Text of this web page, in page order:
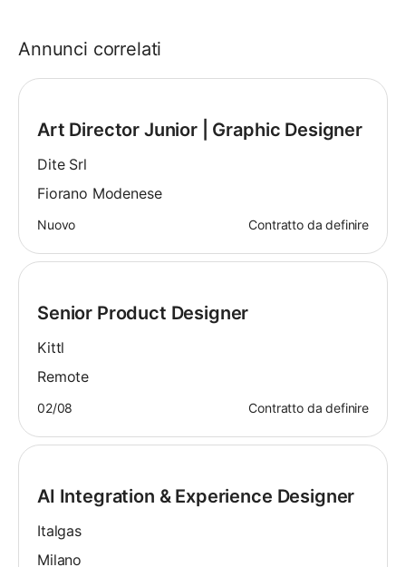
Annunci correlati
Art Director Junior | Graphic Designer
Dite Srl
Fiorano Modenese
Nuovo Contratto da definire
Senior Product Designer
Kittl
Remote
02/08 Contratto da definire
AI Integration & Experience Designer
Italgas
Milano